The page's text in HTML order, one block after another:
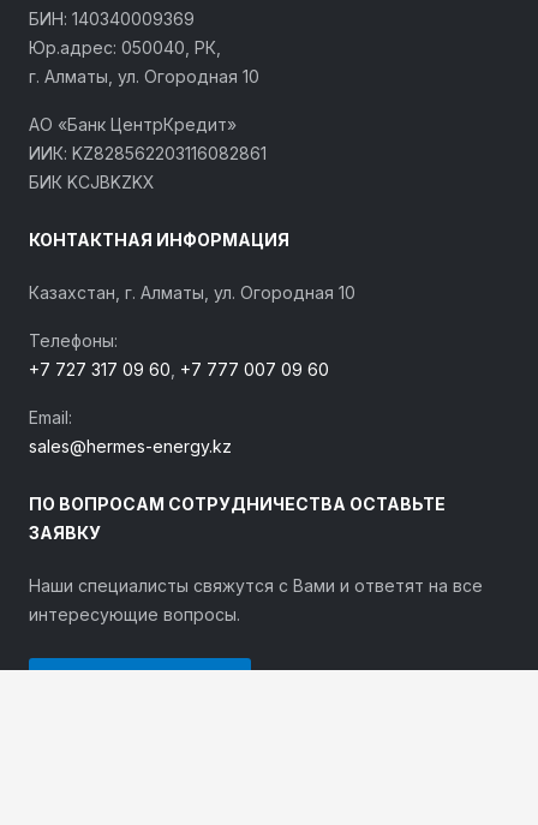
БИН: 140340009369
Юр.адрес: 050040, РК,
г. Алматы, ул. Огородная 10
АО «Банк ЦентрКредит»
ИИК: KZ828562203116082861
БИК KCJBKZKX
КОНТАКТНАЯ ИНФОРМАЦИЯ
Казахстан, г. Алматы, ул. Огородная 10
Телефоны:
+7 727 317 09 60 +7 777 007 09 60
Email:
sales@hermes-energy.kz
ПО ВОПРОСАМ СОТРУДНИЧЕСТВА ОСТАВЬТЕ
ЗАЯВКУ
Наши специалисты свяжутся с Вами и ответят на все
интересующие вопросы.